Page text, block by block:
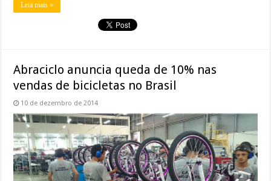
Leia mais »
Abraciclo anuncia queda de 10% nas
vendas de bicicletas no Brasil
10 de dezembro de 2014